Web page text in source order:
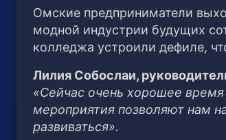
Омские предприниматели
модной индустрии будущих
колледжа устроили дефиле,
Лилия Собослаи,
«Сейчас очень хорошее
мероприятия позволяют нам
развиваться».